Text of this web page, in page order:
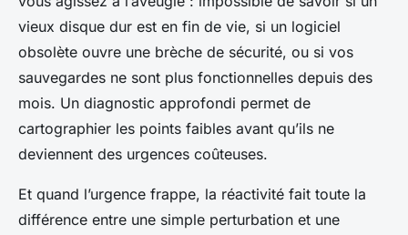
vieux disque dur est en fin de vie, si un logiciel
obsolète ouvre une brèche de sécurité, ou si vos
sauvegardes ne sont plus fonctionnelles depuis des
mois. Un diagnostic approfondi permet de
cartographier les points faibles avant qu’ils ne
deviennent des urgences coûteuses.
Et quand l’urgence frappe, la réactivité fait toute la
différence entre une simple perturbation et une